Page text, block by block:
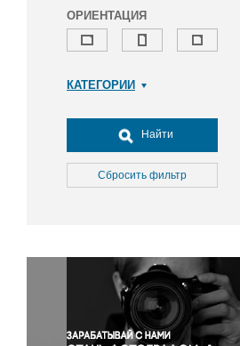
ОРИЕНТАЦИЯ
КАТЕГОРИИ
Досуг, туризм и отдых
Культура
Медицина
Окружающая среда
Политика
Правосудие
Происшествия и конфликты
Найти
Сбросить фильтр